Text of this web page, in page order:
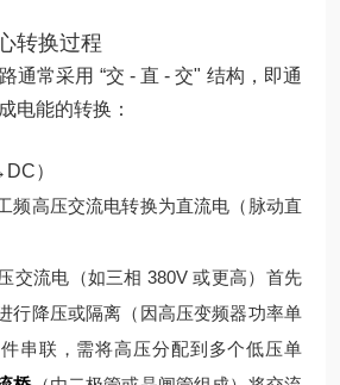
转换过程
通常采用 “交 - 直 - 交" 结构，即通
电能的转换：
）
频高压交流电转换为直流电（脉动直
交流电（如三相 380V 或更高）首先
行降压或隔离（因高压变频器功率单
串联，需将高压分配到多个低压单